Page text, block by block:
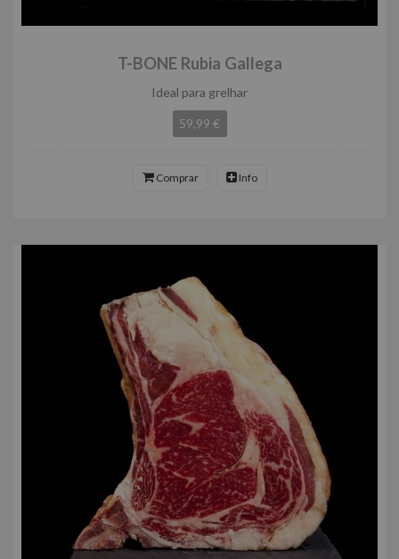
T-BONE Rubia Gallega
Ideal para grelhar
59,99 €
Comprar Info